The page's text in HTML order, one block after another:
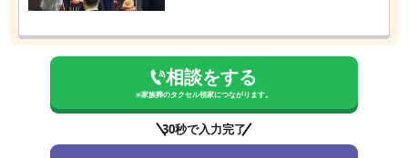
相談をする
※家族葬のタクセル領家につながります。
30秒で入力完了